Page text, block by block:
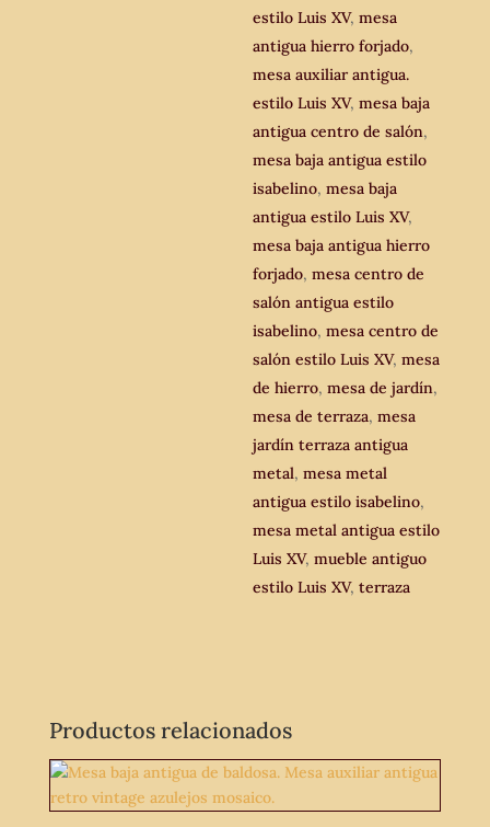
baja
vintage.
cantidad
estilo Luis XV,mesa
antigua hierro forjado,
mesa auxiliar antigua.
estilo Luis XV,mesa baja
antigua centro de salón,
mesa baja antigua estilo
isabelino,mesa baja
antigua estilo Luis XV,
mesa baja antigua hierro
forjado,mesa centro de
salón antigua estilo
isabelino,mesa centro de
salón estilo Luis XV,mesa
de hierro,mesa de jardín,
mesa de terraza,mesa
jardín terraza antigua
metal,mesa metal
antigua estilo isabelino,
mesa metal antigua estilo
Luis XV,mueble antiguo
estilo Luis XV,terraza
Productos relacionados